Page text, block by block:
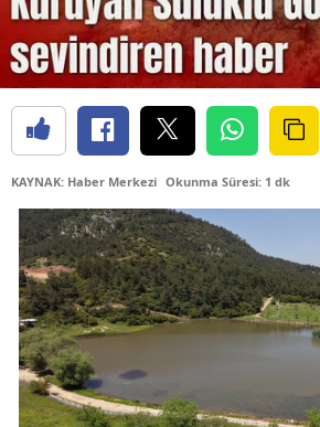
KAYNAK: Haber Merkezi Okunma Süresi: 1 dk